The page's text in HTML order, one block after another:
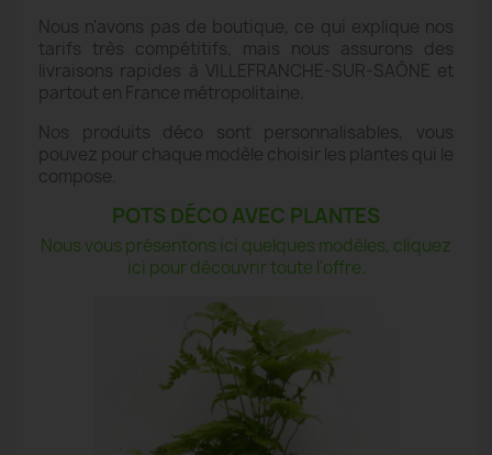
Nous n'avons pas de boutique, ce qui explique nos
tarifs très compétitifs, mais nous assurons des
livraisons rapides à VILLEFRANCHE-SUR-SAÔNE et
partout en France métropolitaine.
Nos produits déco sont personnalisables, vous
pouvez pour chaque modèle choisir les plantes qui le
compose.
POTS DÉCO AVEC PLANTES
Nous vous présentons ici quelques modèles, cliquez
ici pour découvrir toute l'offre.